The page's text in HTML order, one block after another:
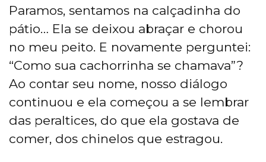
Paramos, sentamos na calçadinha do
pátio… Ela se deixou abraçar e chorou
no meu peito. E novamente perguntei:
“Como sua cachorrinha se chamava”?
Ao contar seu nome, nosso diálogo
continuou e ela começou a se lembrar
das peraltices, do que ela gostava de
comer, dos chinelos que estragou.